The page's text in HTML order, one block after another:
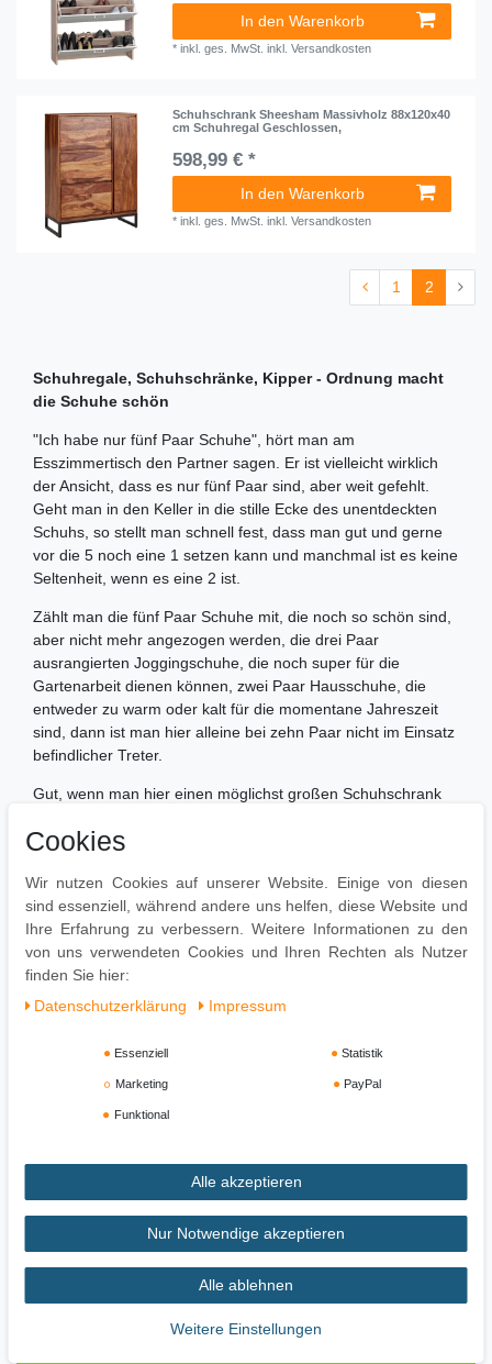
In den Warenkorb
*inkl. ges. MwSt. inkl.Versandkosten
Schuhschrank Sheesham Massivholz 88x120x40
cm Schuhregal Geschlossen,
598,99 € *
In den Warenkorb
*inkl. ges. MwSt. inkl.Versandkosten
1 2
Schuhregale, Schuhschränke, Kipper - Ordnung macht
die Schuhe schön
"Ich habe nur fünf Paar Schuhe", hört man am
Esszimmertisch den Partner sagen. Er ist vielleicht wirklich
der Ansicht, dass es nur fünf Paar sind, aber weit gefehlt.
Geht man in den Keller in die stille Ecke des unentdeckten
Schuhs, so stellt man schnell fest, dass man gut und gerne
vor die 5 noch eine 1 setzen kann und manchmal ist es keine
Seltenheit, wenn es eine 2 ist.
Zählt man die fünf Paar Schuhe mit, die noch so schön sind,
aber nicht mehr angezogen werden, die drei Paar
ausrangierten Joggingschuhe, die noch super für die
Gartenarbeit dienen können, zwei Paar Hausschuhe, die
entweder zu warm oder kalt für die momentane Jahreszeit
sind, dann ist man hier alleine bei zehn Paar nicht im Einsatz
befindlicher Treter.
Gut, wenn man hier einen möglichst großen Schuhschrank
den finalen Tag der Entsorgung oder Reanimation warten
Manchmal macht es Sinn, wenn man einen großen
Schuhschrank für die Schuh Leichen verwendet und z.B.
einen optisch ansprechenden und platzsparenden
Schuhkipper für die täglich sich im Einsatz befindlichen
Impressum Daten­schutz­erklärung AGB
Widerrufs­recht Vertrag widerrufen
Zahlung und Versand
Cookies
Wir nutzen Cookies auf unserer Website. Einige von diesen
sind essenziell, während andere uns helfen, diese Website und
Ihre Erfahrung zu verbessern. Weitere Informationen zu den
von uns verwendeten Cookies und Ihren Rechten als Nutzer
finden Sie hier:
Daten­schutz­erklärung
Impressum
Essenziell Statistik
Marketing PayPal
Funktional
Alle akzeptieren
Nur Notwendige akzeptieren
Alle ablehnen
Weitere Einstellungen